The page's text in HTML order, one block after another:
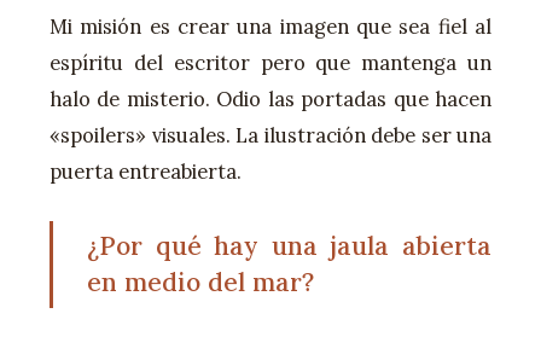
Mi misión es crear una imagen que sea fiel al
espíritu del escritor pero que mantenga un
halo de misterio. Odio las portadas que hacen
«spoilers» visuales. La ilustración debe ser una
puerta entreabierta.
¿Por qué hay una jaula abierta
en medio del mar?